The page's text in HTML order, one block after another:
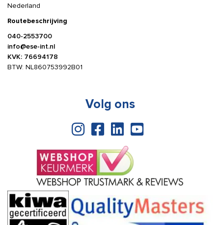
Nederland
Routebeschrijving
040-2553700
info@ese-int.nl
KVK: 76694178
BTW: NL860753992B01
Volg ons